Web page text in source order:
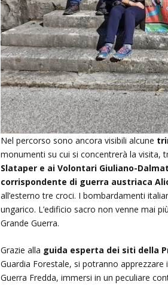
Nel percorso sono ancora visibili alcune
monumenti su cui si concentrerà la
Slataper e ai Volontari Giuliano-
corrispondente di guerra austriaca
all’esterno tre croci. I bombardamenti
ungarico. L’edificio sacro non venne mai
Grande Guerra.
Grazie alla guida esperta dei siti della
Guardia Forestale, si potranno apprezzare
Guerra Fredda, immersi in un peculiare